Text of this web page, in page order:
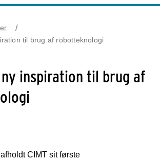
til brug af robotteknologi
ny inspiration til brug af
CIMT sit første